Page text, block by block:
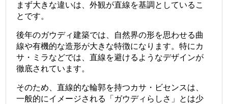
まず大きな違いは、外観が直線を基調としているこ
とです。
後年のガウディ建築では、自然界の形を思わせる曲
線や有機的な造形が大きな特徴になります。特にカ
サ・ミラなどでは、直線を避けるようなデザインが
徹底されています。
そのため、直線的な輪郭を持つカサ・ビセンスは、
一般的にイメージされる「ガウディらしさ」とは少